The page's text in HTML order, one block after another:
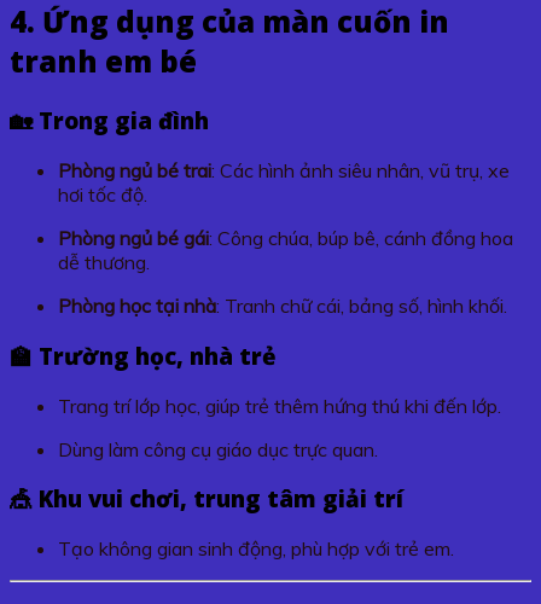
4. Ứng dụng của màn cuốn in
tranh em bé
🏡 Trong gia đình
Phòng ngủ bé trai: Các hình ảnh siêu nhân, vũ trụ, xe
hơi tốc độ.
Phòng ngủ bé gái: Công chúa, búp bê, cánh đồng hoa
dễ thương.
Phòng học tại nhà: Tranh chữ cái, bảng số, hình khối.
🏫 Trường học, nhà trẻ
Trang trí lớp học, giúp trẻ thêm hứng thú khi đến lớp.
Dùng làm công cụ giáo dục trực quan.
🎪 Khu vui chơi, trung tâm giải trí
Tạo không gian sinh động, phù hợp với trẻ em.